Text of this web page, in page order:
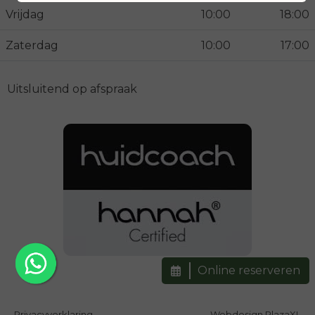
Vrijdag 10:00 18:00
Zaterdag 10:00 17:00
Uitsluitend op afspraak
Online reserveren